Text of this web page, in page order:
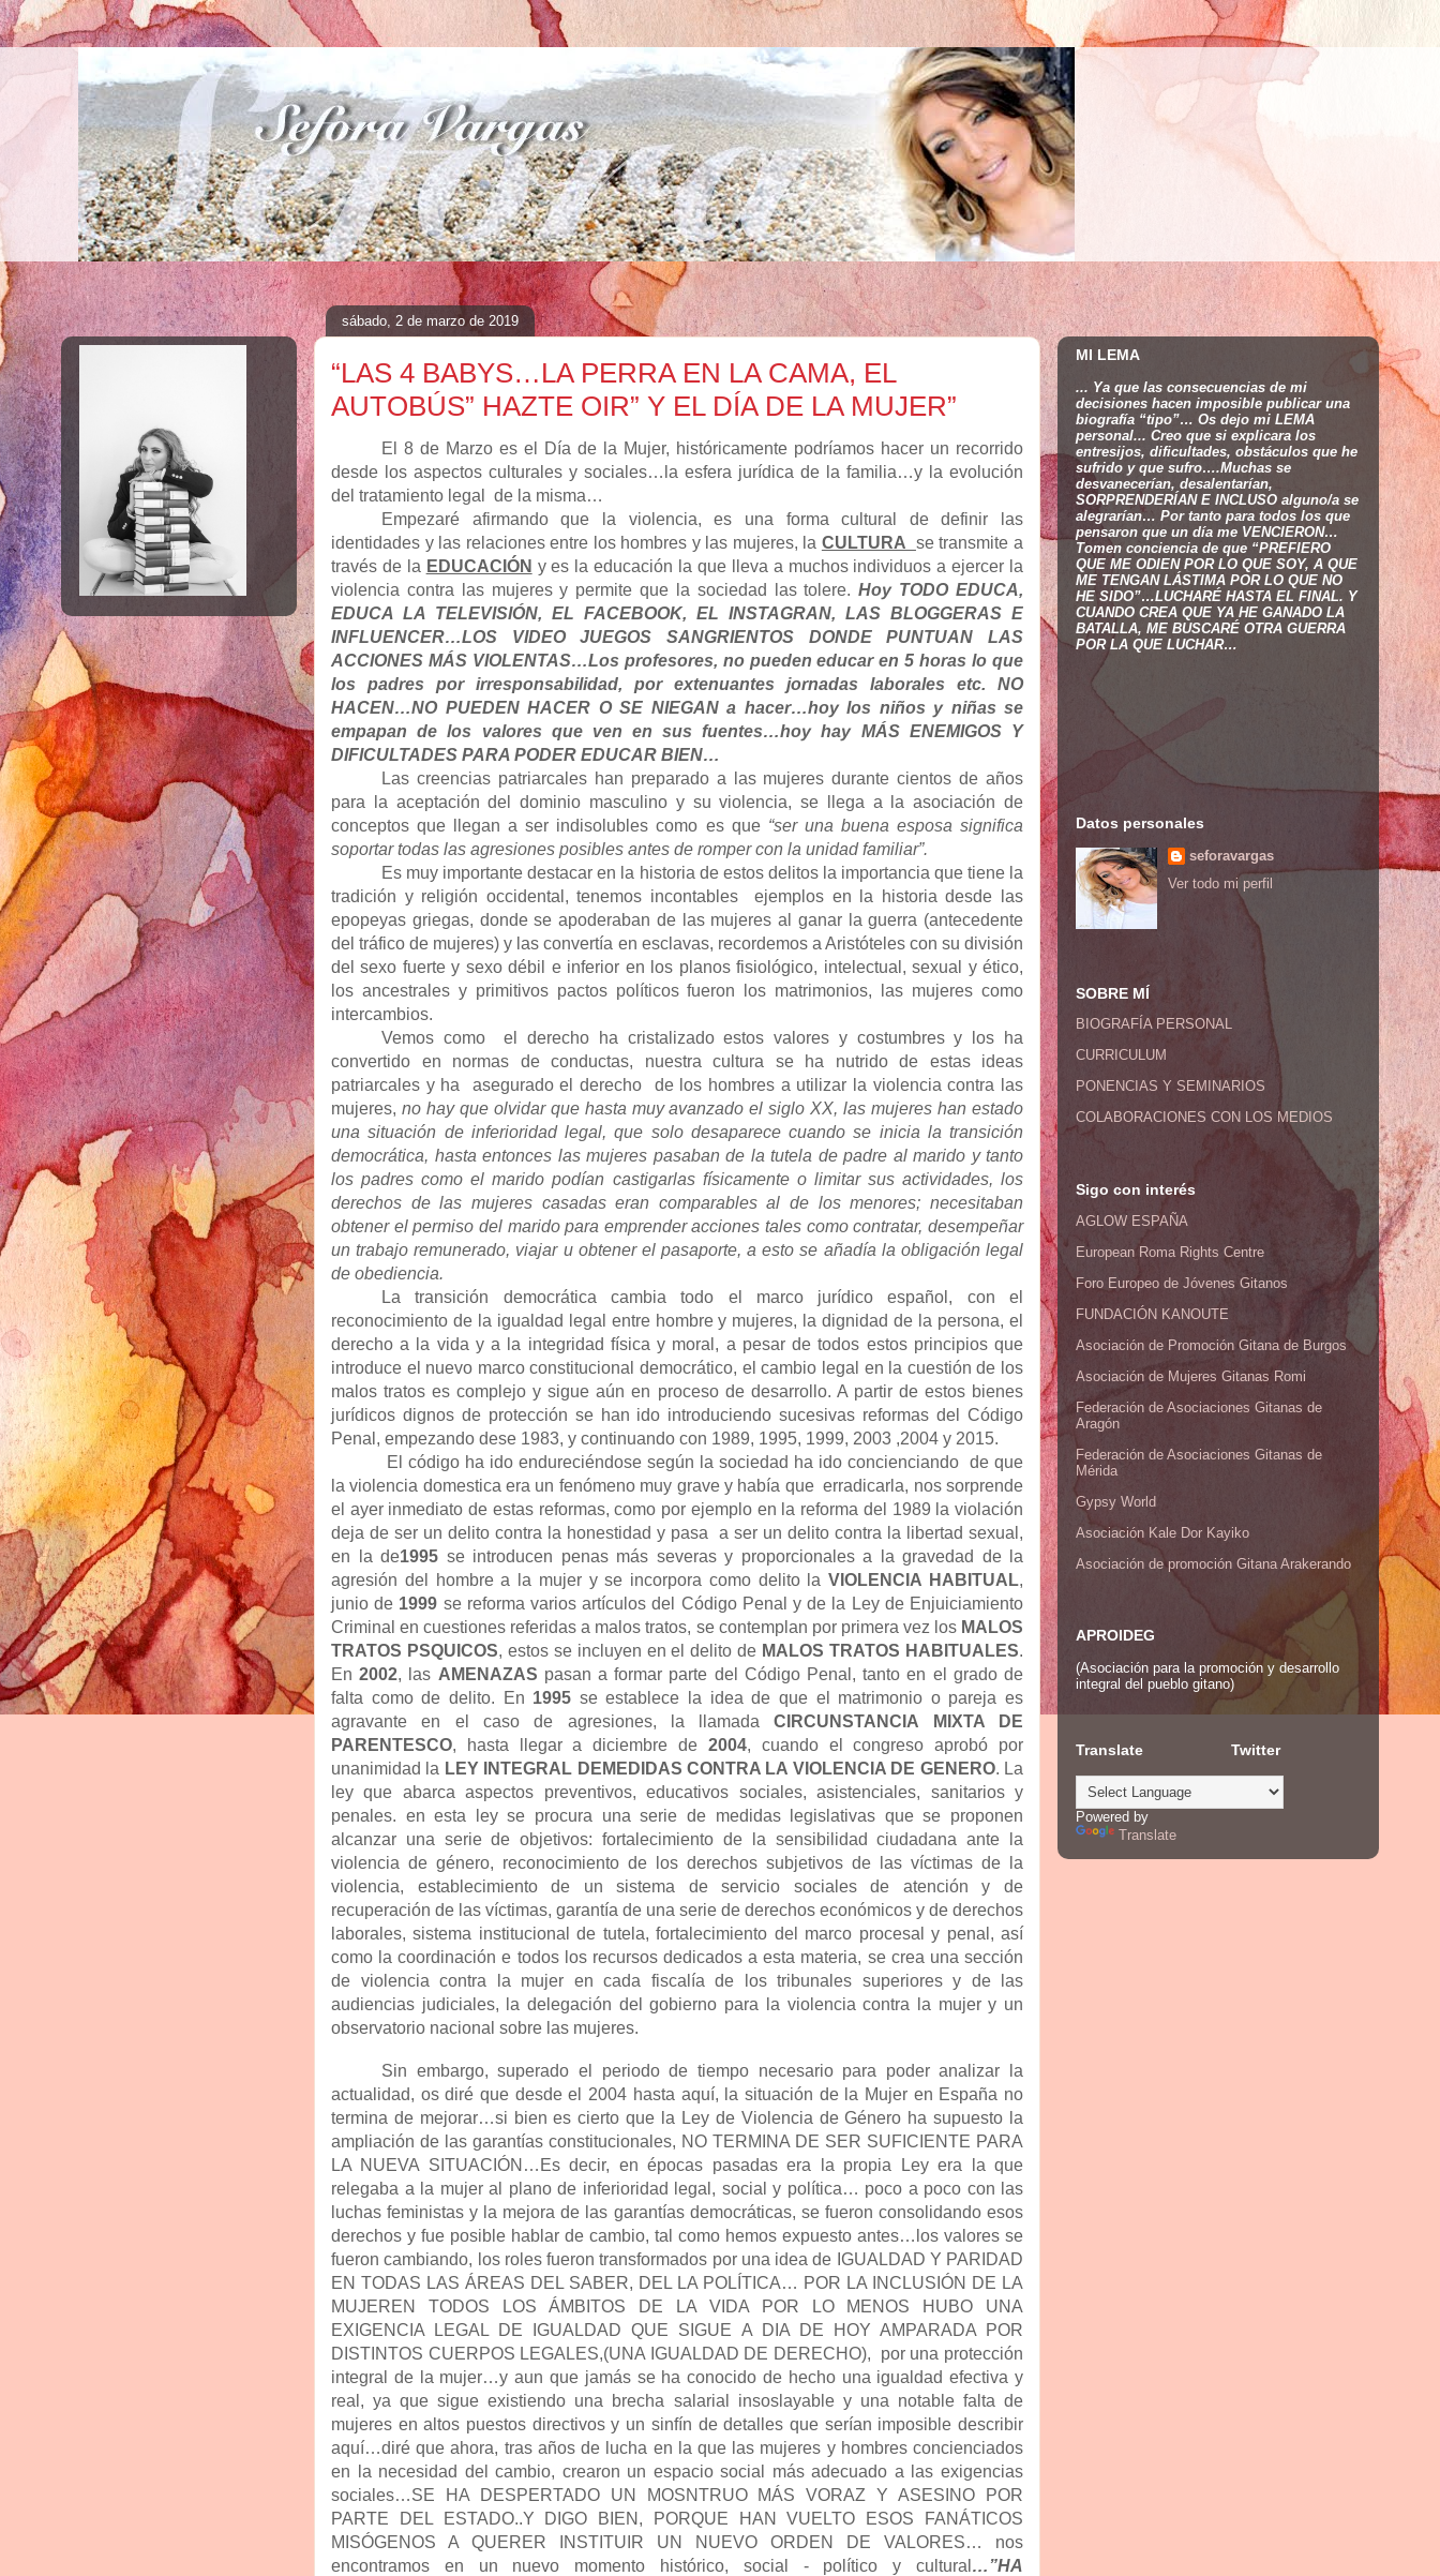
sábado, 2 de marzo de 2019
“LAS 4 BABYS…LA PERRA EN LA CAMA, EL
AUTOBÚS” HAZTE OIR” Y EL DÍA DE LA MUJER”
El 8 de Marzo es el Día de la Mujer, históricamente podríamos hacer un recorrido
desde los aspectos culturales y sociales…la esfera jurídica de la familia…y la evolución
del tratamiento legal de la misma…
Empezaré afirmando que la violencia, es una forma cultural de definir las
identidades y las relaciones entre los hombres y las mujeres, la CULTURA se transmite a
través de la EDUCACIÓN y es la educación la que lleva a muchos individuos a ejercer la
violencia contra las mujeres y permite que la sociedad las tolere.Hoy TODO EDUCA,
EDUCA LA TELEVISIÓN, EL FACEBOOK, EL INSTAGRAN, LAS BLOGGERAS E
INFLUENCER…LOS VIDEO JUEGOS SANGRIENTOS DONDE PUNTUAN LAS
ACCIONES MÁS VIOLENTAS…Los profesores, no pueden educar en 5 horas lo que
los padres por irresponsabilidad, por extenuantes jornadas laborales etc. NO
HACEN…NO PUEDEN HACER O SE NIEGAN a hacer…hoy los niños y niñas se
empapan de los valores que ven en sus fuentes…hoy hay MÁS ENEMIGOS Y
DIFICULTADES PARA PODER EDUCAR BIEN…
Las creencias patriarcales han preparado a las mujeres durante cientos de años
para la aceptación del dominio masculino y su violencia, se llega a la asociación de
conceptos que llegan a ser indisolubles como es que “ser una buena esposa significa
soportar todas las agresiones posibles antes de romper con la unidad familiar”.
Es muy importante destacar en la historia de estos delitos la importancia que tiene la
tradición y religión occidental, tenemos incontables ejemplos en la historia desde las
epopeyas griegas, donde se apoderaban de las mujeres al ganar la guerra (antecedente
del tráfico de mujeres) y las convertía en esclavas, recordemos a Aristóteles con su división
del sexo fuerte y sexo débil e inferior en los planos fisiológico, intelectual, sexual y ético,
los ancestrales y primitivos pactos políticos fueron los matrimonios, las mujeres como
intercambios.
Vemos como el derecho ha cristalizado estos valores y costumbres y los ha
convertido en normas de conductas, nuestra cultura se ha nutrido de estas ideas
patriarcales y ha asegurado el derecho de los hombres a utilizar la violencia contra las
mujeres, no hay que olvidar que hasta muy avanzado el siglo XX, las mujeres han estado
una situación de inferioridad legal, que solo desaparece cuando se inicia la transición
democrática, hasta entonces las mujeres pasaban de la tutela de padre al marido y tanto
los padres como el marido podían castigarlas físicamente o limitar sus actividades, los
derechos de las mujeres casadas eran comparables al de los menores; necesitaban
obtener el permiso del marido para emprender acciones tales como contratar, desempeñar
un trabajo remunerado, viajar u obtener el pasaporte, a esto se añadía la obligación legal
de obediencia.
La transición democrática cambia todo el marco jurídico español, con el
reconocimiento de la igualdad legal entre hombre y mujeres, la dignidad de la persona, el
derecho a la vida y a la integridad física y moral, a pesar de todos estos principios que
introduce el nuevo marco constitucional democrático, el cambio legal en la cuestión de los
malos tratos es complejo y sigue aún en proceso de desarrollo. A partir de estos bienes
jurídicos dignos de protección se han ido introduciendo sucesivas reformas del Código
Penal, empezando dese 1983, y continuando con 1989, 1995, 1999, 2003 ,2004 y 2015.
El código ha ido endureciéndose según la sociedad ha ido concienciando de que
la violencia domestica era un fenómeno muy grave y había que erradicarla, nos sorprende
el ayer inmediato de estas reformas, como por ejemplo en la reforma del 1989 la violación
deja de ser un delito contra la honestidad y pasa a ser un delito contra la libertad sexual,
en la de1995 se introducen penas más severas y proporcionales a la gravedad de la
agresión del hombre a la mujer y se incorpora como delito laVIOLENCIA HABITUAL,
junio de 1999 se reforma varios artículos del Código Penal y de la Ley de Enjuiciamiento
Criminal en cuestiones referidas a malos tratos, se contemplan por primera vez los MALOS
TRATOS PSQUICOS, estos se incluyen en el delito de MALOS TRATOS HABITUALES.
En2002, las AMENAZAS pasan a formar parte del Código Penal, tanto en el grado de
falta como de delito. En 1995 se establece la idea de que el matrimonio o pareja es
agravante en el caso de agresiones, la llamadaCIRCUNSTANCIA MIXTA DE
PARENTESCO, hasta llegar a diciembre de 2004, cuando el congreso aprobó por
unanimidad la LEY INTEGRAL DEMEDIDAS CONTRA LA VIOLENCIA DE GENERO. La
ley que abarca aspectos preventivos, educativos sociales, asistenciales, sanitarios y
penales. en esta ley se procura una serie de medidas legislativas que se proponen
alcanzar una serie de objetivos: fortalecimiento de la sensibilidad ciudadana ante la
violencia de género, reconocimiento de los derechos subjetivos de las víctimas de la
violencia, establecimiento de un sistema de servicio sociales de atención y de
recuperación de las víctimas, garantía de una serie de derechos económicos y de derechos
laborales, sistema institucional de tutela, fortalecimiento del marco procesal y penal, así
como la coordinación e todos los recursos dedicados a esta materia, se crea una sección
de violencia contra la mujer en cada fiscalía de los tribunales superiores y de las
audiencias judiciales, la delegación del gobierno para la violencia contra la mujer y un
observatorio nacional sobre las mujeres.
Sin embargo, superado el periodo de tiempo necesario para poder analizar la
actualidad, os diré que desde el 2004 hasta aquí, la situación de la Mujer en España no
termina de mejorar…si bien es cierto que la Ley de Violencia de Género ha supuesto la
ampliación de las garantías constitucionales, NO TERMINA DE SER SUFICIENTE PARA
LA NUEVA SITUACIÓN…Es decir, en épocas pasadas era la propia Ley era la que
relegaba a la mujer al plano de inferioridad legal, social y política… poco a poco con las
luchas feministas y la mejora de las garantías democráticas, se fueron consolidando esos
derechos y fue posible hablar de cambio, tal como hemos expuesto antes…los valores se
fueron cambiando, los roles fueron transformados por una idea de IGUALDAD Y PARIDAD
EN TODAS LAS ÁREAS DEL SABER, DEL LA POLÍTICA… POR LA INCLUSIÓN DE LA
MUJEREN TODOS LOS ÁMBITOS DE LA VIDA POR LO MENOS HUBO UNA
EXIGENCIA LEGAL DE IGUALDAD QUE SIGUE A DIA DE HOY AMPARADA POR
DISTINTOS CUERPOS LEGALES,(UNA IGUALDAD DE DERECHO), por una protección
integral de la mujer…y aun que jamás se ha conocido de hecho una igualdad efectiva y
real, ya que sigue existiendo una brecha salarial insoslayable y una notable falta de
mujeres en altos puestos directivos y un sinfín de detalles que serían imposible describir
aquí…diré que ahora, tras años de lucha en la que las mujeres y hombres concienciados
en la necesidad del cambio, crearon un espacio social más adecuado a las exigencias
sociales…SE HA DESPERTADO UN MOSNTRUO MÁS VORAZ Y ASESINO POR
PARTE DEL ESTADO..Y DIGO BIEN, PORQUE HAN VUELTO ESOS FANÁTICOS
MISÓGENOS A QUERER INSTITUIR UN NUEVO ORDEN DE VALORES…
nos
encontramos en un nuevo momento histórico, social - político y cultural …”HA
MI LEMA
... Ya que las consecuencias de mi
decisiones hacen imposible publicar una
biografía “tipo”… Os dejo mi LEMA
personal... Creo que si explicara los
entresijos, dificultades, obstáculos que he
sufrido y que sufro….Muchas se
desvanecerían, desalentarían,
SORPRENDERÍAN E INCLUSO alguno/a se
alegrarían… Por tanto para todos los que
pensaron que un día me VENCIERON…
Tomen conciencia de que “PREFIERO
QUE ME ODIEN POR LO QUE SOY, A QUE
ME TENGAN LÁSTIMA POR LO QUE NO
HE SIDO”…LUCHARÉ HASTA EL FINAL. Y
CUANDO CREA QUE YA HE GANADO LA
BATALLA, ME BUSCARÉ OTRA GUERRA
POR LA QUE LUCHAR…
Datos personales
seforavargas
Ver todo mi perfil
SOBRE MÍ
BIOGRAFÍA PERSONAL
CURRICULUM
PONENCIAS Y SEMINARIOS
COLABORACIONES CON LOS MEDIOS
Sigo con interés
AGLOW ESPAÑA
European Roma Rights Centre
Foro Europeo de Jóvenes Gitanos
FUNDACIÓN KANOUTE
Asociación de Promoción Gitana de Burgos
Asociación de Mujeres Gitanas Romi
Federación de Asociaciones Gitanas de
Aragón
Federación de Asociaciones Gitanas de
Mérida
Gypsy World
Asociación Kale Dor Kayiko
Asociación de promoción Gitana Arakerando
APROIDEG
(Asociación para la promoción y desarrollo
integral del pueblo gitano)
Translate
Powered by
Translate
Twitter